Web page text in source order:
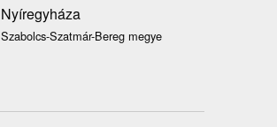
Nyíregyháza
Szabolcs-Szatmár-Bereg megye